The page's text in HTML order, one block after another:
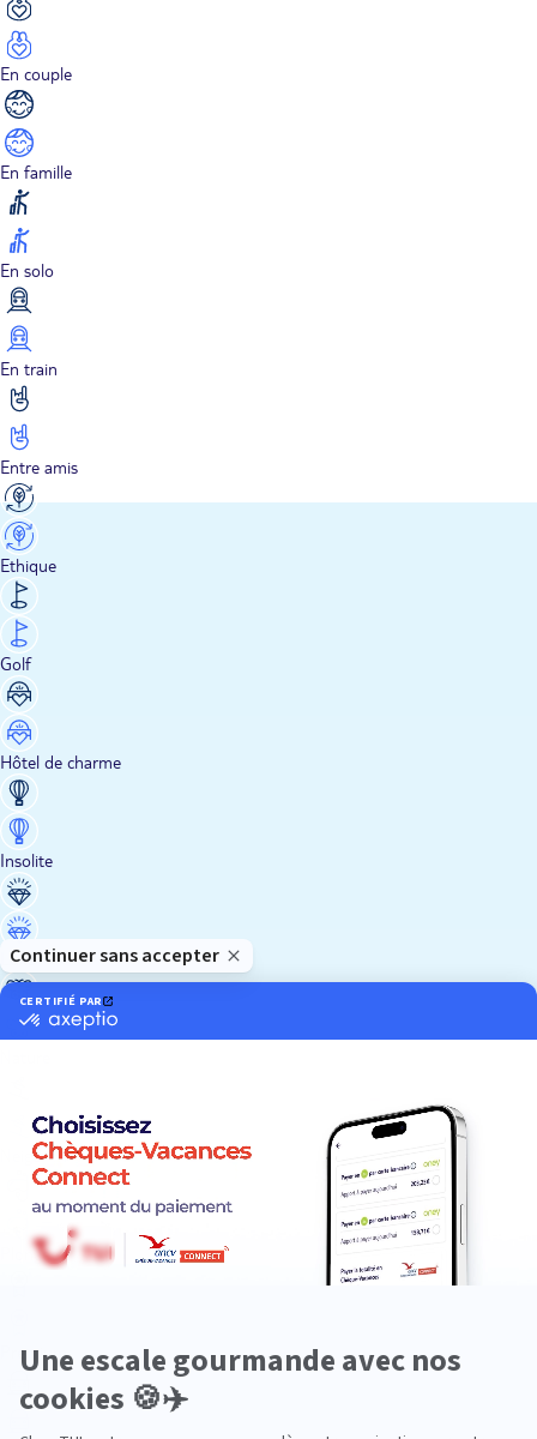
En couple
En famille
En solo
En train
Entre amis
Ethique
Golf
Hôtel de charme
Insolite
Luxe
Neige
Plongée
Premium